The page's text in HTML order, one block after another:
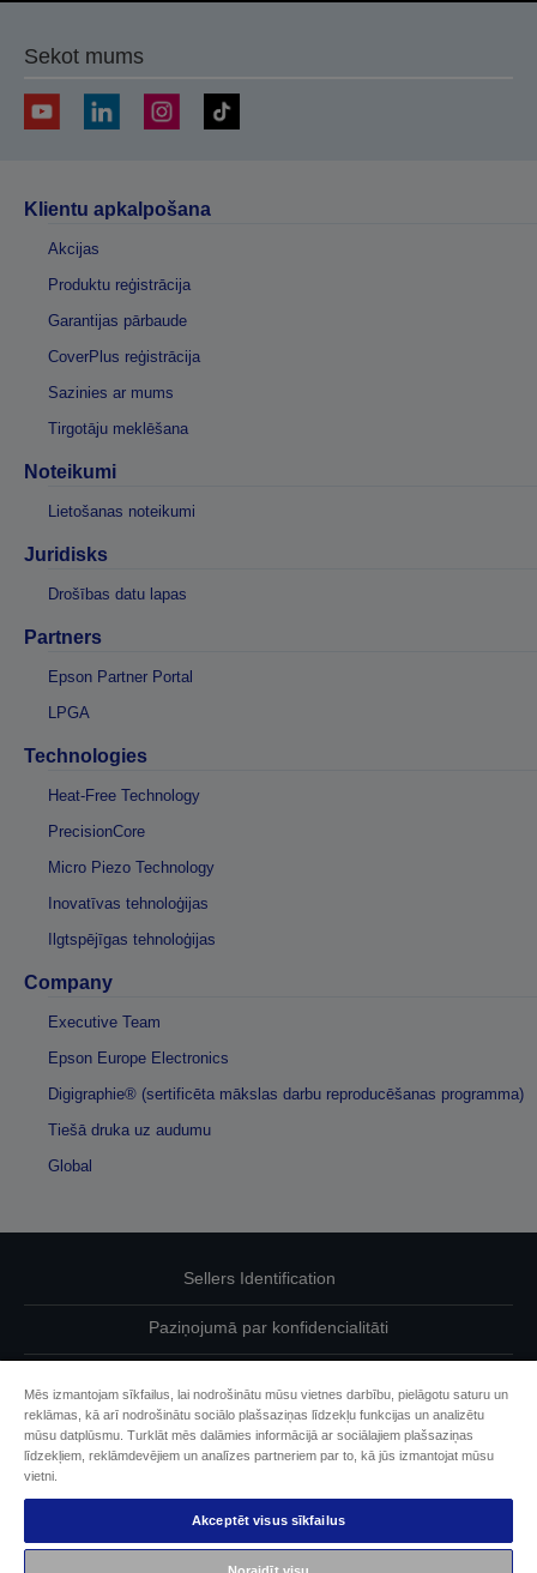
Sekot mums
Klientu apkalpošana
Akcijas
Produktu reģistrācija
Garantijas pārbaude
CoverPlus reģistrācija
Sazinies ar mums
Tirgotāju meklēšana
Noteikumi
Lietošanas noteikumi
Juridisks
Drošības datu lapas
Partners
Epson Partner Portal
LPGA
Technologies
Heat-Free Technology
PrecisionCore
Micro Piezo Technology
Inovatīvas tehnoloģijas
Ilgtspējīgas tehnoloģijas
Company
Executive Team
Epson Europe Electronics
Digigraphie® (sertificēta mākslas darbu reproducēšanas programma)
Tiešā druka uz audumu
Global
Sellers Identification
Paziņojumā par konfidencialitāti
Sazinieties ar mums par saviem datiem
Epson apņemšanās pieejamības nodrošināšanā
Mēs izmantojam sīkfailus, lai nodrošinātu mūsu vietnes darbību, pielāgotu saturu un
reklāmas, kā arī nodrošinātu sociālo plašsaziņas līdzekļu funkcijas un analizētu
mūsu datplūsmu. Turklāt mēs dalāmies informācijā ar sociālajiem plašsaziņas
līdzekļiem, reklāmdevējiem un analīzes partneriem par to, kā jūs izmantojat mūsu
vietni.
Akceptēt visus sīkfailus